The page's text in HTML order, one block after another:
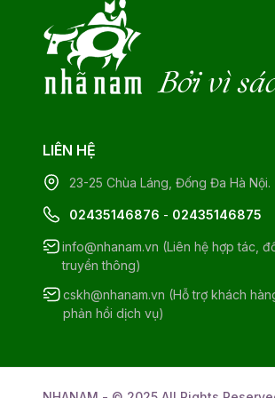
Bởi vì
LIÊN HỆ
23-25 Chùa Láng, Đống Đa Hà Nội.
02435146876 - 02435146875
info@nhanam.vn (Liên hệ hợp tác,
truyền thông)
cskh@nhanam.vn (Hỗ trợ khách
phản hồi dịch vụ)